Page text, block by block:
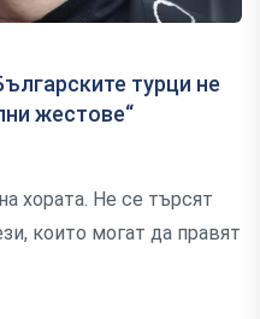
турци не
жестове“
хората. Не се търсят
които могат да правят